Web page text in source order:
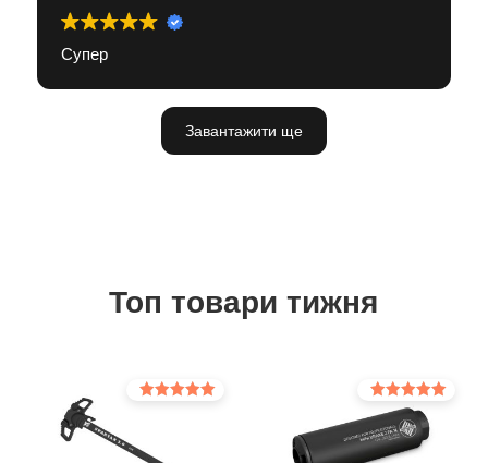
Супер
Завантажити ще
Топ товари тижня
Оцінено в
5.00
з 5